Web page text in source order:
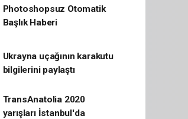
Photoshopsuz Otomatik
Başlık Haberi
Ukrayna uçağının karakutu
bilgilerini paylaştı
TransAnatolia 2020
yarışları İstanbul'da